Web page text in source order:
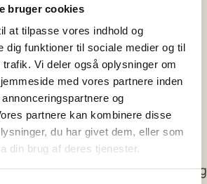
bruger cookies
at tilpasse vores indhold og
dig funktioner til sociale medier og til
Vi deler også oplysninger om
med vores partnere inden
og
partnere kan kombinere disse
du har givet dem, eller som
din brug af deres tjenester.
stemningen lander eller bare er
det sidste der tilføjes, ofte
skal redde noget der ikke helt
er at beslutte lydens rolle
jeg lægge under” men “hvilken
hører hjemme i den verden jeg